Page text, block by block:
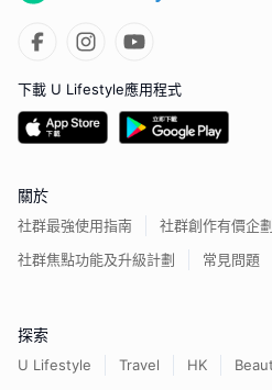
下載 U Lifestyle應用程式
關於
社群最強使用指南
社群創作有價企劃
社群焦點功能及升級計劃
常見問題
探索
U Lifestyle Travel HK